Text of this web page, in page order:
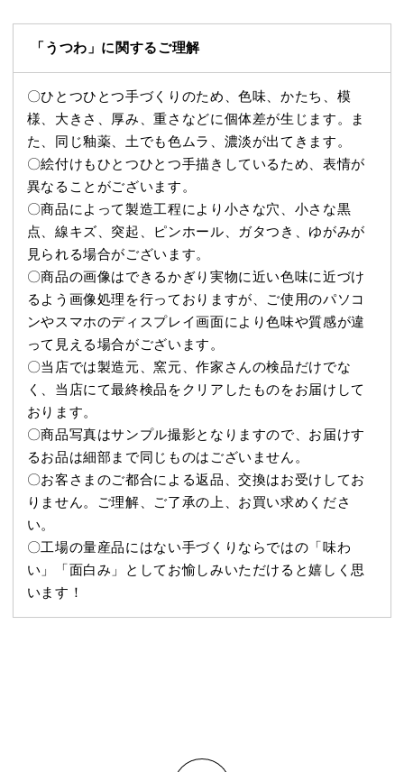
「うつわ」に関するご理解
〇ひとつひとつ手づくりのため、色味、かたち、模
様、大きさ、厚み、重さなどに個体差が生じます。ま
た、同じ釉薬、土でも色ムラ、濃淡が出てきます。
〇絵付けもひとつひとつ手描きしているため、表情が
異なることがございます。
〇商品によって製造工程により小さな穴、小さな黒
点、線キズ、突起、ピンホール、ガタつき、ゆがみが
見られる場合がございます。
〇商品の画像はできるかぎり実物に近い色味に近づけ
るよう画像処理を行っておりますが、ご使用のパソコ
ンやスマホのディスプレイ画面により色味や質感が違
って見える場合がございます。
〇当店では製造元、窯元、作家さんの検品だけでな
く、当店にて最終検品をクリアしたものをお届けして
おります。
〇商品写真はサンプル撮影となりますので、お届けす
るお品は細部まで同じものはございません。
〇お客さまのご都合による返品、交換はお受けしてお
りません。ご理解、ご了承の上、お買い求めくださ
い。
〇工場の量産品にはない手づくりならではの「味わ
い」「面白み」としてお愉しみいただけると嬉しく思
います！